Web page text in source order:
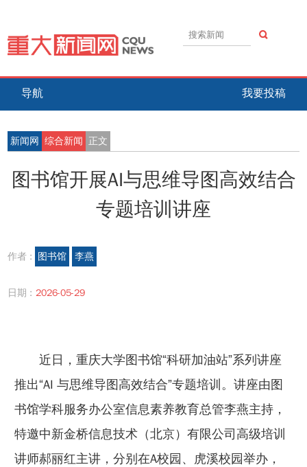
导航 我要投稿
新闻网 综合新闻 正文
图书馆开展AI与思维导图高效结合
专题培训讲座
作者 : 图书馆 李燕
日期 : 2026-05-29
近日，重庆大学图书馆“科研加油站”系列讲座
推出“AI 与思维导图高效结合”专题培训。讲座由图
书馆学科服务办公室信息素养教育总管李燕主持，
特邀中新金桥信息技术（北京）有限公司高级培训
讲师郝丽红主讲，分别在A校园、虎溪校园举办，